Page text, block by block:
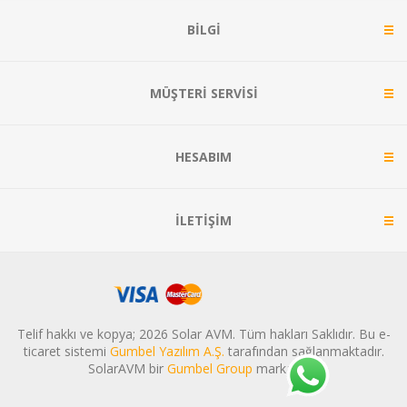
BILGI
MÜŞTERI SERVISI
HESABIM
İLETIŞIM
Telif hakkı ve kopya; 2026 Solar AVM. Tüm hakları Saklıdır. Bu e-
ticaret sistemi Gumbel Yazılım A.Ş. tarafından sağlanmaktadır.
SolarAVM bir Gumbel Group markasıdır.